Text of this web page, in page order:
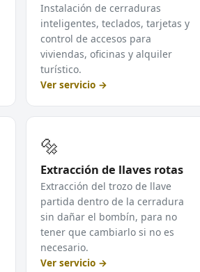
Instalación de cerraduras
inteligentes, teclados, tarjetas y
control de accesos para
viviendas, oficinas y alquiler
turístico.
Ver servicio →
🔩
Extracción de llaves rotas
Extracción del trozo de llave
partida dentro de la cerradura
sin dañar el bombín, para no
tener que cambiarlo si no es
necesario.
Ver servicio →